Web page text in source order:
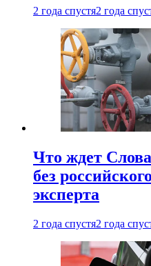
2 года спустя2 года
Что ждет
без
эксперта
2 года спустя2 года